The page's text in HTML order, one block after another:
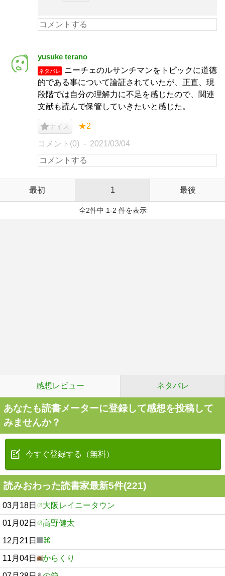
yusuke terano
ネタバレ
ニーチェのルサンチマンをトピックに道徳
的である事について論証されていたが、正直、現
段階では自分の理解力に不足を感じたので、関連
文献も読んで保管していきたいと感じた。
ナイス ★2
コメント(0) 2021/03/04
最初 1 最後
全2件中 1-2 件を表示
感想レビュー ネタバレ
あなたも読書メーターに登録して感想を投稿して
みませんか？
今すぐ登録する（無料）
読みおわった読書家最新5件(221)
03月18日 大阪レイニータウン
01月02日 高野健太
12月21日 ⌘
11月04日 からくり